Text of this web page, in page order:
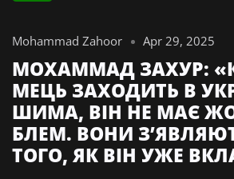
Mohammad Zahoor Apr 29, 2025
МОХАММАД ЗАХУР:
МЕЦЬ ЗАХОДИТЬ В
ШИМА, ВІН НЕ МАЄ
БЛЕМ. ВОНИ
ТОГО, ЯК ВІН УЖЕ